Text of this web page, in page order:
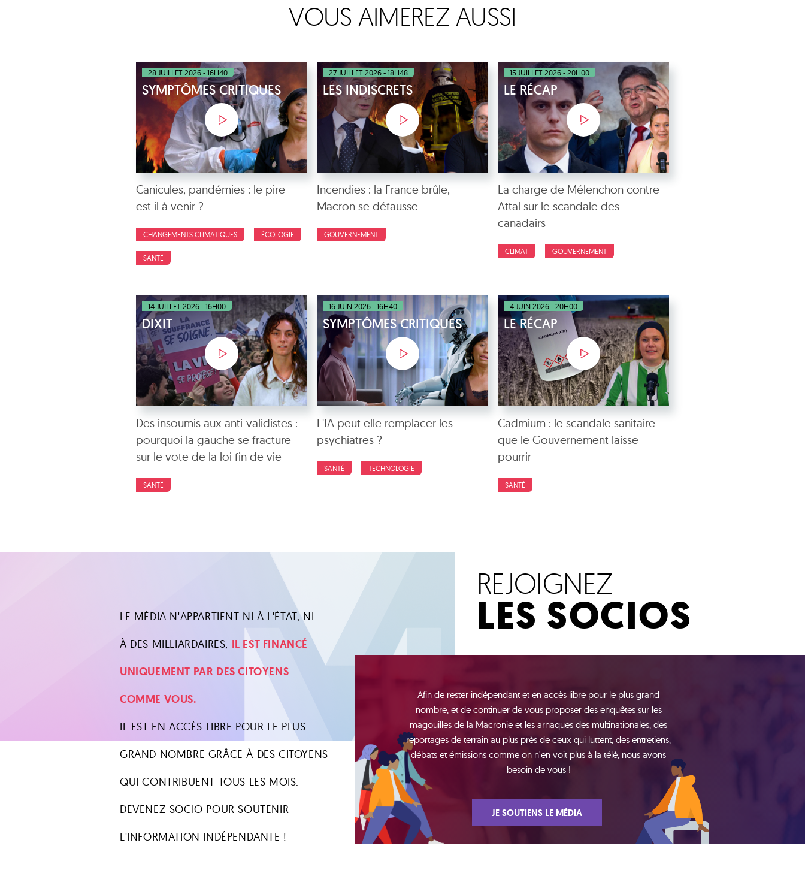
VOUS AIMEREZ AUSSI
28 JUILLET 2026 - 16H40
SYMPTÔMES CRITIQUES
Canicules, pandémies : le pire
est-il à venir ?
CHANGEMENTS CLIMATIQUES ÉCOLOGIE
SANTÉ
27 JUILLET 2026 - 18H48
LES INDISCRETS
Incendies : la France brûle,
Macron se défausse
GOUVERNEMENT
15 JUILLET 2026 - 20H00
LE RÉCAP
La charge de Mélenchon contre
Attal sur le scandale des
canadairs
CLIMAT GOUVERNEMENT
14 JUILLET 2026 - 16H00
DIXIT
Des insoumis aux anti-validistes :
pourquoi la gauche se fracture
sur le vote de la loi fin de vie
SANTÉ
16 JUIN 2026 - 16H40
SYMPTÔMES CRITIQUES
L'IA peut-elle remplacer les
psychiatres ?
SANTÉ TECHNOLOGIE
4 JUIN 2026 - 20H00
LE RÉCAP
Cadmium : le scandale sanitaire
que le Gouvernement laisse
pourrir
SANTÉ
LE MÉDIA N'APPARTIENT NI À L'ÉTAT, NI
À DES MILLIARDAIRES, IL EST FINANCÉ
UNIQUEMENT PAR DES CITOYENS
COMME VOUS.
IL EST EN ACCÈS LIBRE POUR LE PLUS
GRAND NOMBRE GRÂCE À DES CITOYENS
QUI CONTRIBUENT TOUS LES MOIS.
DEVENEZ SOCIO POUR SOUTENIR
L'INFORMATION INDÉPENDANTE !
REJOIGNEZ
LES SOCIOS
Afin de rester indépendant et en accès libre pour le plus grand
nombre, et de continuer de vous proposer des enquêtes sur les
magouilles de la Macronie et les arnaques des multinationales, des
reportages de terrain au plus près de ceux qui luttent, des entretiens,
débats et émissions comme on n'en voit plus à la télé, nous avons
besoin de vous !
JE SOUTIENS LE MÉDIA